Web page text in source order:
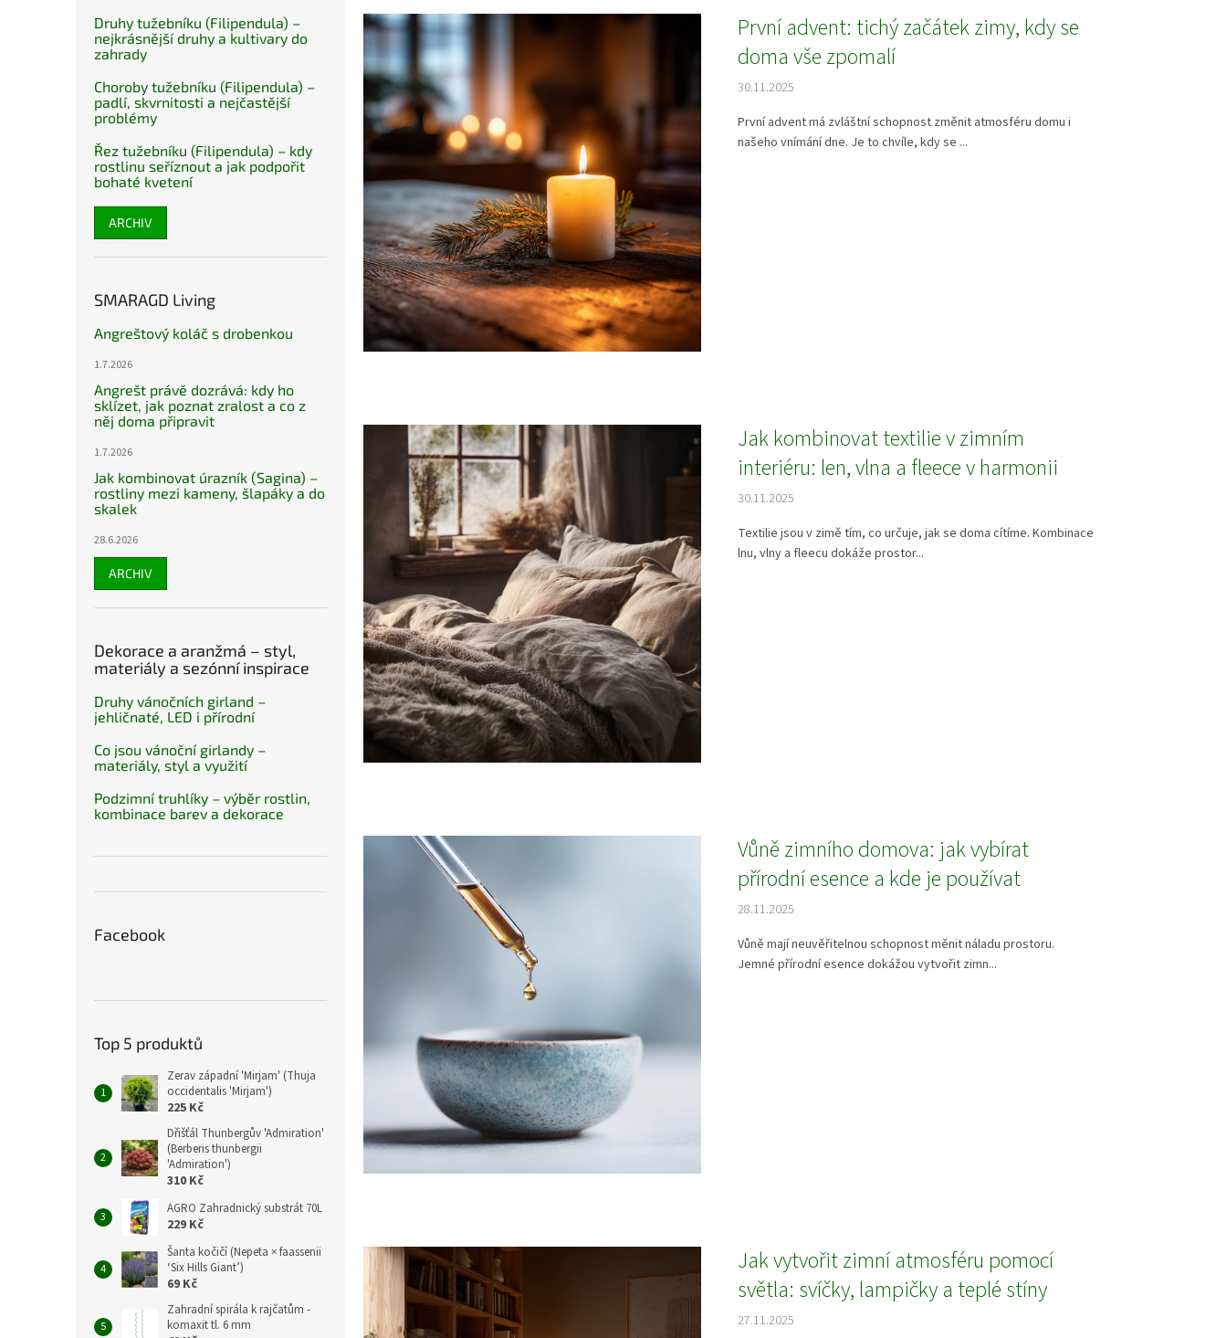
Druhy tužebníku (Filipendula) –
nejkrásnější druhy a kultivary do
zahrady
Choroby tužebníku (Filipendula) –
padlí, skvrnitosti a nejčastější
problémy
Řez tužebníku (Filipendula) – kdy
rostlinu seříznout a jak podpořit
bohaté kvetení
ARCHIV
SMARAGD Living
Angreštový koláč s drobenkou
1.7.2026
Angrešt právě dozrává: kdy ho
sklízet, jak poznat zralost a co z
něj doma připravit
1.7.2026
Jak kombinovat úrazník (Sagina) –
rostliny mezi kameny, šlapáky a do
skalek
28.6.2026
ARCHIV
Dekorace a aranžmá – styl,
materiály a sezónní inspirace
Druhy vánočních girland –
jehličnaté, LED i přírodní
Co jsou vánoční girlandy –
materiály, styl a využití
Podzimní truhlíky – výběr rostlin,
kombinace barev a dekorace
Facebook
Top 5 produktů
Zerav západní 'Mirjam' (Thuja
occidentalis 'Mirjam')
225 Kč
Dřišťál Thunbergův 'Admiration'
(Berberis thunbergii
'Admiration')
310 Kč
AGRO Zahradnický substrát 70L
229 Kč
Šanta kočičí (Nepeta × faassenii
‘Six Hills Giant’)
69 Kč
Zahradní spirála k rajčatům -
komaxit tl. 6 mm
První advent: tichý začátek zimy, kdy se
doma vše zpomalí
30.11.2025
První advent má zvláštní schopnost změnit atmosféru domu i
našeho vnímání dne. Je to chvíle, kdy se ...
Jak kombinovat textilie v zimním
interiéru: len, vlna a fleece v harmonii
30.11.2025
Textilie jsou v zimě tím, co určuje, jak se doma cítíme. Kombinace
lnu, vlny a fleecu dokáže prostor...
Vůně zimního domova: jak vybírat
přírodní esence a kde je používat
28.11.2025
Vůně mají neuvěřitelnou schopnost měnit náladu prostoru.
Jemné přírodní esence dokážou vytvořit zimn...
Jak vytvořit zimní atmosféru pomocí
světla: svíčky, lampičky a teplé stíny
27.11.2025